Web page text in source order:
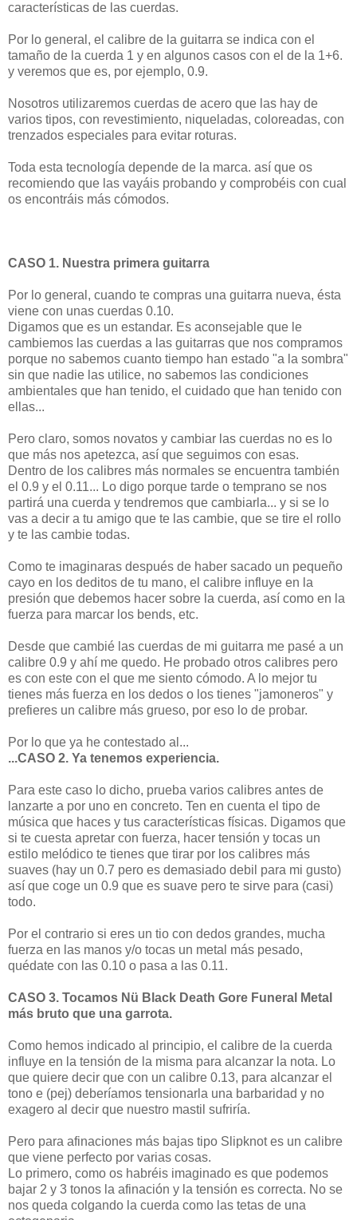
características de las cuerdas.
Por lo general, el calibre de la guitarra se indica con el
tamaño de la cuerda 1 y en algunos casos con el de la 1+6.
y veremos que es, por ejemplo, 0.9.
Nosotros utilizaremos cuerdas de acero que las hay de
varios tipos, con revestimiento, niqueladas, coloreadas, con
trenzados especiales para evitar roturas.
Toda esta tecnología depende de la marca. así que os
recomiendo que las vayáis probando y comprobéis con cual
os encontráis más cómodos.
CASO 1. Nuestra primera guitarra
Por lo general, cuando te compras una guitarra nueva, ésta
viene con unas cuerdas 0.10.
Digamos que es un estandar. Es aconsejable que le
cambiemos las cuerdas a las guitarras que nos compramos
porque no sabemos cuanto tiempo han estado "a la sombra"
sin que nadie las utilice, no sabemos las condiciones
ambientales que han tenido, el cuidado que han tenido con
ellas...
Pero claro, somos novatos y cambiar las cuerdas no es lo
que más nos apetezca, así que seguimos con esas.
Dentro de los calibres más normales se encuentra también
el 0.9 y el 0.11... Lo digo porque tarde o temprano se nos
partirá una cuerda y tendremos que cambiarla... y si se lo
vas a decir a tu amigo que te las cambie, que se tire el rollo
y te las cambie todas.
Como te imaginaras después de haber sacado un pequeño
cayo en los deditos de tu mano, el calibre influye en la
presión que debemos hacer sobre la cuerda, así como en la
fuerza para marcar los bends, etc.
Desde que cambié las cuerdas de mi guitarra me pasé a un
calibre 0.9 y ahí me quedo. He probado otros calibres pero
es con este con el que me siento cómodo. A lo mejor tu
tienes más fuerza en los dedos o los tienes "jamoneros" y
prefieres un calibre más grueso, por eso lo de probar.
Por lo que ya he contestado al...
...CASO 2. Ya tenemos experiencia.
Para este caso lo dicho, prueba varios calibres antes de
lanzarte a por uno en concreto. Ten en cuenta el tipo de
música que haces y tus características físicas. Digamos que
si te cuesta apretar con fuerza, hacer tensión y tocas un
estilo melódico te tienes que tirar por los calibres más
suaves (hay un 0.7 pero es demasiado debil para mi gusto)
así que coge un 0.9 que es suave pero te sirve para (casi)
todo.
Por el contrario si eres un tio con dedos grandes, mucha
fuerza en las manos y/o tocas un metal más pesado,
quédate con las 0.10 o pasa a las 0.11.
CASO 3. Tocamos Nü Black Death Gore Funeral Metal
más bruto que una garrota.
Como hemos indicado al principio, el calibre de la cuerda
influye en la tensión de la misma para alcanzar la nota. Lo
que quiere decir que con un calibre 0.13, para alcanzar el
tono e (pej) deberíamos tensionarla una barbaridad y no
exagero al decir que nuestro mastil sufriría.
Pero para afinaciones más bajas tipo Slipknot es un calibre
que viene perfecto por varias cosas.
Lo primero, como os habréis imaginado es que podemos
bajar 2 y 3 tonos la afinación y la tensión es correcta. No se
nos queda colgando la cuerda como las tetas de una